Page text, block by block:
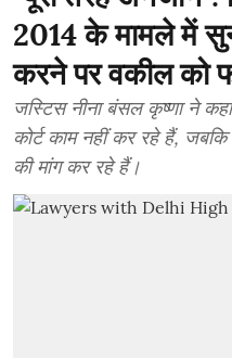
2014 के मामले में
करने पर वकील को
जस्टिस नीना बंसल कृष्णा ने
कोर्ट काम नहीं कर रहे हैं,
की मांग कर रहे हैं।